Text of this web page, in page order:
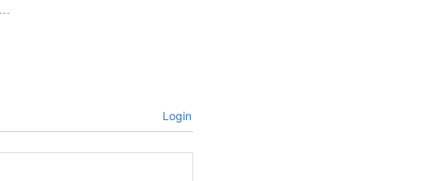
Login